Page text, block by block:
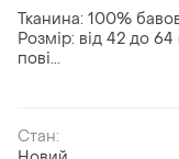
Тканина: 100%
Розмір: від 42 до 64
пові...
Стан: